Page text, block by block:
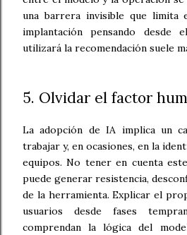
una barrera invisible que limita
implantación pensando
utilizará la recomendación suele
5. Olvidar el factor
La adopción de IA implica un
trabajar y, en ocasiones, en la
equipos. No tener en cuenta
puede generar resistencia,
de la herramienta. Explicar el
usuarios desde fases
comprendan la lógica del